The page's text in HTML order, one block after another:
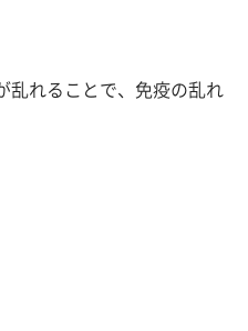
乱れることで、免疫の乱れ